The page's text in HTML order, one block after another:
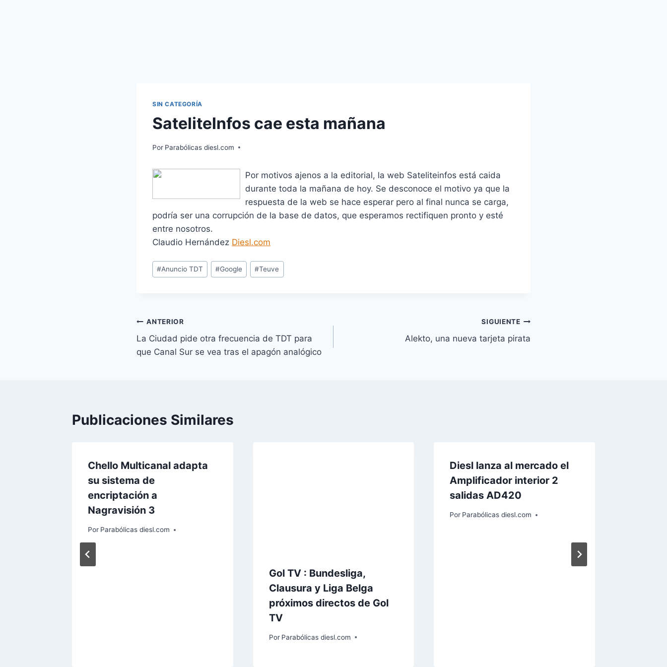
SIN CATEGORÍA
SateliteInfos cae esta mañana
Por Parabólicas diesl.com
Por motivos ajenos a la editorial, la web Sateliteinfos está caida
durante toda la mañana de hoy. Se desconoce el motivo ya que la
respuesta de la web se hace esperar pero al final nunca se carga,
podría ser una corrupción de la base de datos, que esperamos rectifiquen pronto y esté
entre nosotros.
Claudio Hernández Diesl.com
E
t
u
t
a
a
t
r
a
d
:
#Anuncio TDT #Google #Teuve
Navegación
de
ANTERIOR
La Ciudad pide otra frecuencia de TDT para
que Canal Sur se vea tras el apagón analógico
SIGUIENTE
Alekto, una nueva tarjeta pirata
Publicaciones Similares
Chello Multicanal adapta
su sistema de
encriptación a
Nagravisión 3
Por Parabólicas diesl.com
Gol TV : Bundesliga,
Clausura y Liga Belga
próximos directos de Gol
TV
Por Parabólicas diesl.com
Diesl lanza al mercado el
Amplificador interior 2
salidas AD420
Por Parabólicas diesl.com